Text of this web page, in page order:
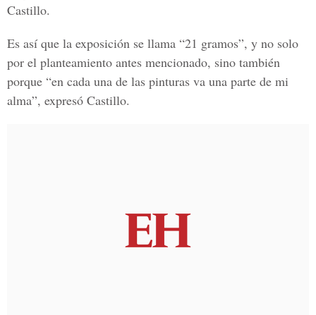
Castillo.
Es así que la exposición se llama “21 gramos”, y no solo
por el planteamiento antes mencionado, sino también
porque “en cada una de las pinturas va una parte de mi
alma”, expresó Castillo.